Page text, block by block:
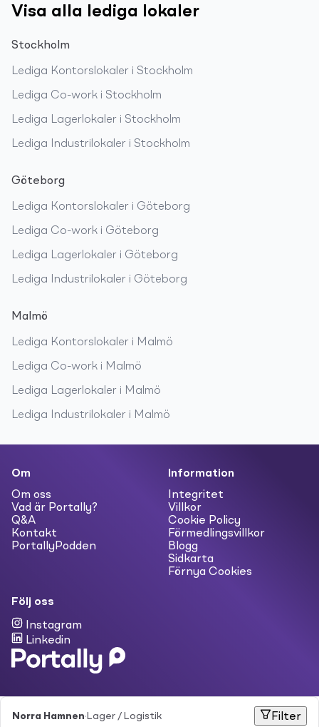
Visa alla lediga lokaler
Stockholm
Lediga Kontorslokaler i Stockholm
Lediga Co-work i Stockholm
Lediga Lagerlokaler i Stockholm
Lediga Industrilokaler i Stockholm
Göteborg
Lediga Kontorslokaler i Göteborg
Lediga Co-work i Göteborg
Lediga Lagerlokaler i Göteborg
Lediga Industrilokaler i Göteborg
Malmö
Lediga Kontorslokaler i Malmö
Lediga Co-work i Malmö
Lediga Lagerlokaler i Malmö
Lediga Industrilokaler i Malmö
Om
Om oss
Vad är Portally?
Q&A
Kontakt
PortallyPodden
Information
Integritet
Villkor
Cookie Policy
Förmedlingsvillkor
Blogg
Sidkarta
Förnya Cookies
Följ oss
Instagram
Linkedin
Norra Hamnen· Lager / Logistik Filter